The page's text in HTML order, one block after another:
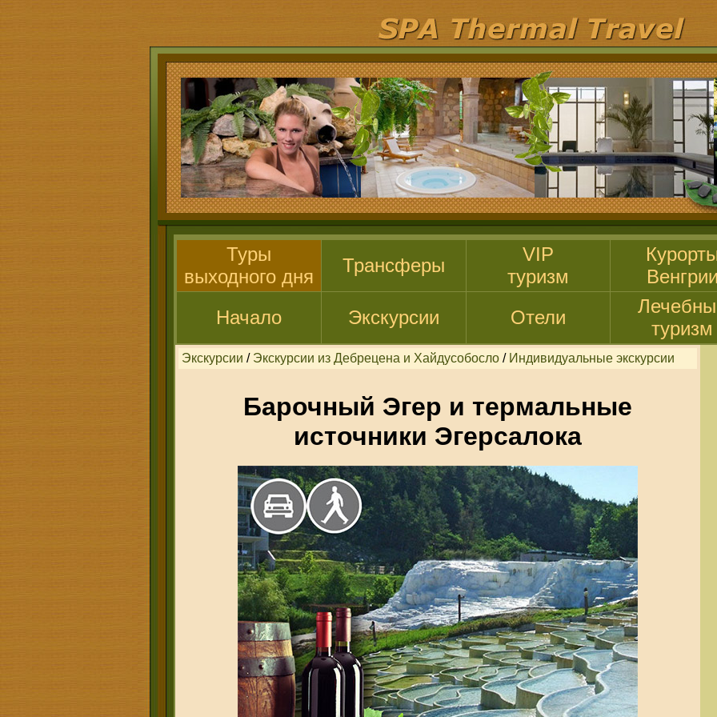
Туры
выходного дня
Трансферы
VIP
туризм
Начало
Экскурсии Отели
туризм
Экскурсии / Экскурсии из Дебрецена и Хайдусобосло / Индивидуальные экскурсии
Барочный Эгер и термальные
источники Эгерсалока